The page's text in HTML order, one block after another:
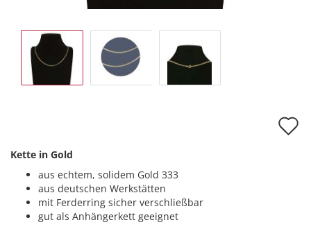
Kette in Gold
aus echtem, solidem Gold 333
aus deutschen Werkstätten
mit Ferderring sicher verschließbar
gut als Anhängerkett geeignet